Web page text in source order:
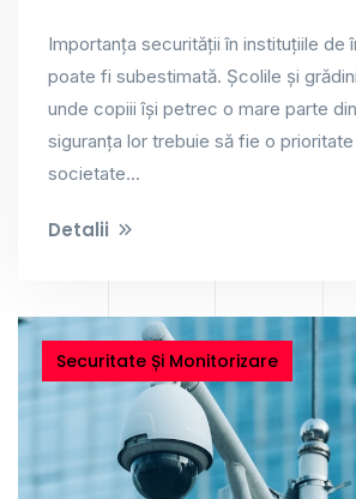
Importanța securității în instituțiile de
poate fi subestimată. Școlile și
unde copiii își petrec o mare parte
siguranța lor trebuie să fie o
societate...
Detalii
Securitate Și Monitorizare